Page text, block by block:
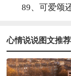
89、可爱颂
心情说说图文推荐